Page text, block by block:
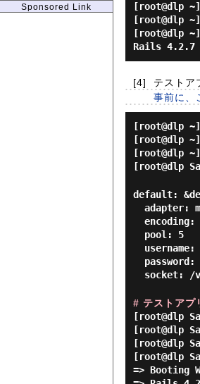
Sponsored Link
[root@dlp
[root@dlp
[root@dlp
Rails 4.2.7
[4]
テストア
事前に、
[root@dlp
[root@dlp
[root@dlp
[root@dlp
default:
adapter:
encoding:
pool: 5
password:
socket: /
# テストアプ
[root@dlp
[root@dlp
[root@dlp
[root@dlp
=> Booting